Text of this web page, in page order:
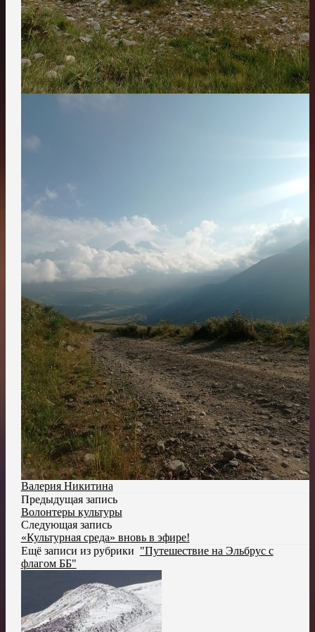
Валерия Никитина
Предыдущая запись
Волонтеры культуры
Следующая запись
«Культурная среда» вновь в эфире!
Ещё записи из рубрики "Путешествие на Эльбрус с
флагом ББ"